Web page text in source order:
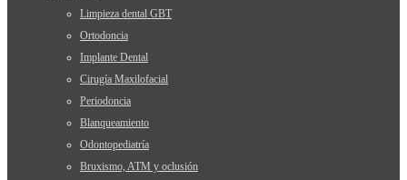
Limpieza dental GBT
Ortodoncia
Implante Dental
Cirugía Maxilofacial
Periodoncia
Blanqueamiento
Odontopediatría
Bruxismo, ATM y oclusión